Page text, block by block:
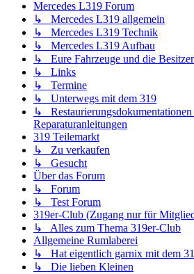
Mercedes L319 Forum
↳ Mercedes L319 allgemein
↳ Mercedes L319 Technik
↳ Mercedes L319 Aufbau
↳ Eure Fahrzeuge und die Besitzer
↳ Links
↳ Termine
↳ Unterwegs mit dem 319
↳ Restaurierungsdokumentationen
Reparaturanleitungen
319 Teilemarkt
↳ Zu verkaufen
↳ Gesucht
Über das Forum
↳ Forum
↳ Test Forum
319er-Club (Zugang nur für
↳ Alles zum Thema 319er-Club
Allgemeine Rumlaberei
↳ Hat eigentlich garnix mit dem
↳ Die lieben Kleinen